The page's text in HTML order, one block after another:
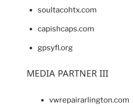
soultacohtx.com
capishcaps.com
gpsyfl.org
MEDIA PARTNER III
vwrepairarlington.com